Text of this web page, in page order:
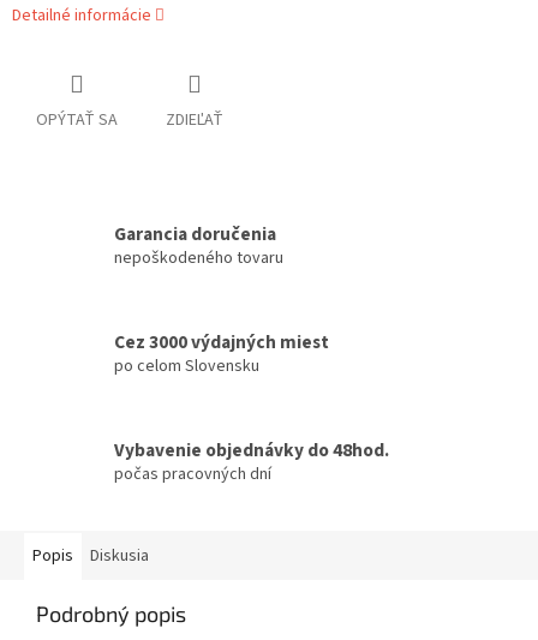
Detailné informácie
OPÝTAŤ SA ZDIEĽAŤ
Garancia doručenia
nepoškodeného tovaru
Cez 3000 výdajných miest
po celom Slovensku
Vybavenie objednávky do 48hod.
počas pracovných dní
Popis Diskusia
Podrobný popis